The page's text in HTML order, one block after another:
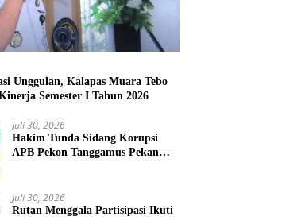
Unggulan, Kalapas Muara Tebo
Semester I Tahun 2026
Juli 30, 2026
Hakim Tunda Sidang Korupsi
APB Pekon Tanggamus Pekan
Juli 30, 2026
Rutan Menggala Partisipasi Ikuti